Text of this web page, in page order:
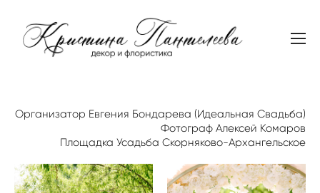
Организатор Евгения Бондарева (Идеальная Свадьба)
Фотограф Алексей Комаров
Площадка Усадьба Скорняково-Архангельское